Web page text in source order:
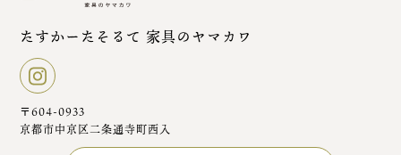
たすかーたそるて 家具のヤマカワ
〒604-0933
京都市中京区二条通寺町西入